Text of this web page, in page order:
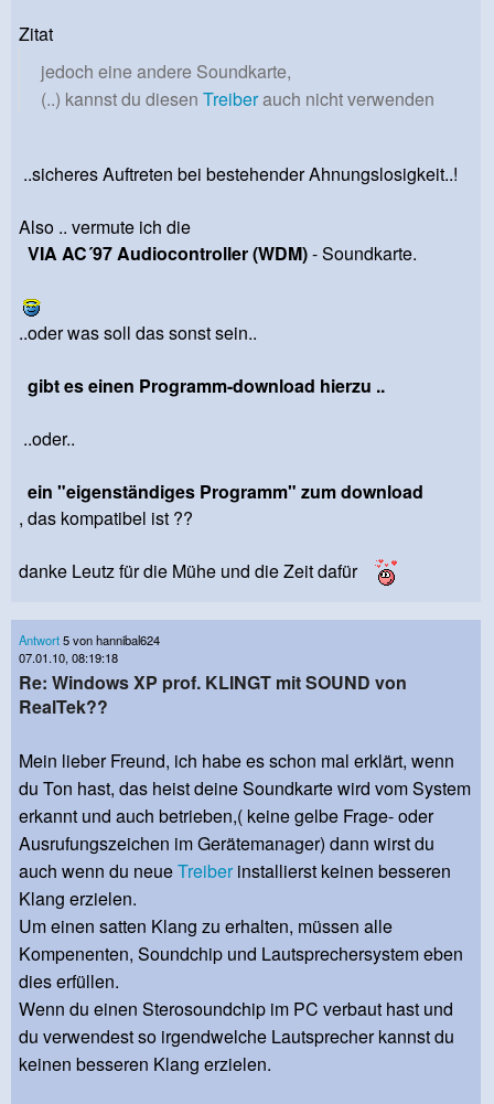
Zitat
jedoch eine andere Soundkarte,
(..) kannst du diesen Treiberauch nicht verwenden
..sicheres Auftreten bei bestehender Ahnungslosigkeit..!
Also .. vermute ich die
VIA AC´97 Audiocontroller (WDM)- Soundkarte.
..oder was soll das sonst sein..
gibt es einen Programm-download hierzu ..
..oder..
ein "eigenständiges Programm" zum download
, das kompatibel ist ??
danke Leutz für die Mühe und die Zeit dafür
Antwort5 von hannibal624
07.01.10, 08:19:18
Re: Windows XP prof. KLINGT mit SOUND von
RealTek??
Mein lieber Freund, ich habe es schon mal erklärt, wenn
du Ton hast, das heist deine Soundkarte wird vom System
erkannt und auch betrieben,( keine gelbe Frage- oder
Ausrufungszeichen im Gerätemanager) dann wirst du
auch wenn du neueTreiber installierst keinen besseren
Klang erzielen.
Um einen satten Klang zu erhalten, müssen alle
Kompenenten, Soundchip und Lautsprechersystem eben
dies erfüllen.
Wenn du einen Sterosoundchip im PC verbaut hast und
du verwendest so irgendwelche Lautsprecher kannst du
keinen besseren Klang erzielen.